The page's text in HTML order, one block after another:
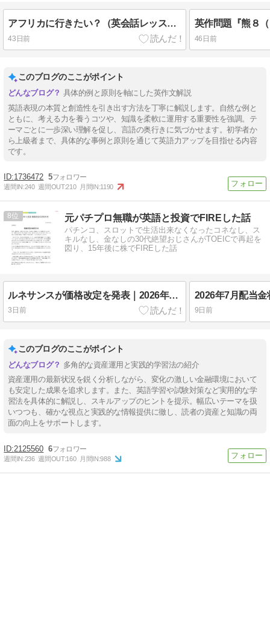
アフリカに行きたい？（英会話レッスンより）
43日前 46日前
このブログのここがポイント
具体的例と原則を軸にした英作文解説
英語表現の本質と創造性を引き出す方法を丁寧に解説します。自然な例と
ともに、考える力を養うコツや、知識を柔軟に運用する重要性を強調。テ
ーマごとに一歩深い理解を促し、言語の奥行きに気づかせます。初学者か
ら上級者まで、具体的な事例と原則を通じて英語力アップを目指せる内容
です。
1736472 5
週間IN:240 週間OUT:210 月間IN:1190
8 元パチプロ無職が英語と投資でFIREした話
パチンコ、スロットで生活出来なくなったコネなし、ス
キルなし、金なしの30代絶望おじさんがTOEICで再起を
図り、15年後に株でFIREした話
ルネサンスが価格改定を発表｜2026年10月からの月会費値上げまとめ
3日前
2026年7月配当
9日前
このブログのここがポイント
多角的な資産運用と実践的学習法の紹介
資産運用の最新状況を鋭く分析しながら、変化の激しい金融環境において
も安定した成果を追求します。また、英語学習や試験対策など実用的な学
習法を具体的に解説し、スキルアップのヒントを提示。幅広いテーマを扱
いつつも、確かな視点と実践的な情報提供に徹し、読者の資産と知識の両
面の向上をサポートします。
2125560 6
週間IN:236 週間OUT:160 月間IN:988